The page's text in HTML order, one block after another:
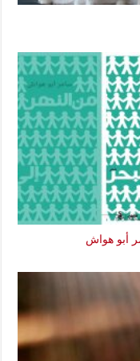
أبو هواش